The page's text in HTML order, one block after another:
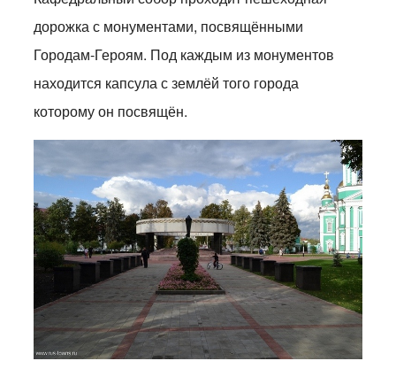
дорожка с монументами, посвящёнными
Городам-Героям. Под каждым из монументов
находится капсула с землёй того города
которому он посвящён.